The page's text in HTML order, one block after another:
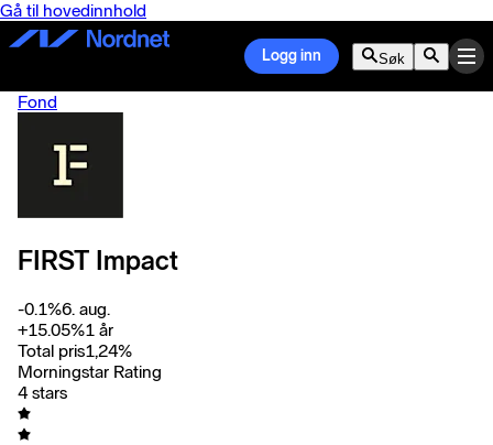
Gå til hovedinnhold
Logg inn Søk
Fond
FIRST Impact
-0.1%6. aug.
+15.05%1 år
Total pris1,24%
Morningstar Rating
4 stars